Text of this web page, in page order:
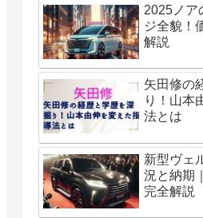
2025ノア
ジ全貌！
解説
矢田修の
り！山本
法とは
新型ヴェ
況と納期
完全解説